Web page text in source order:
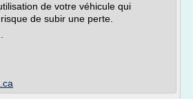
de votre véhicule qui
de subir une perte.